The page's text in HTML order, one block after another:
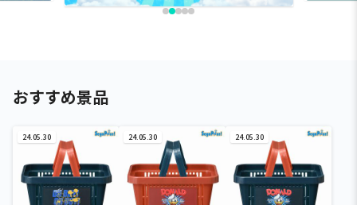
おすすめ景品
24.05.30 24.05.30 24.05.30